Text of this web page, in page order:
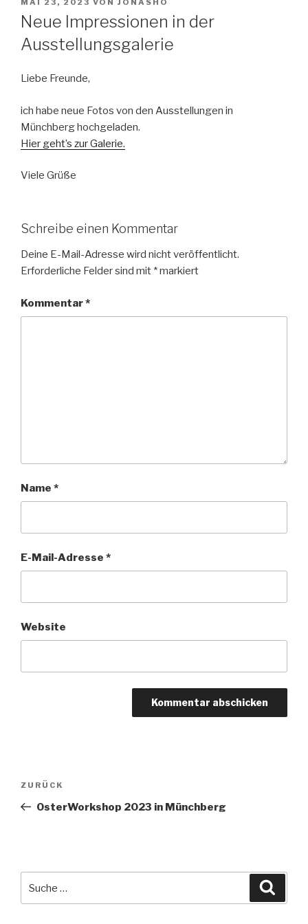
AM
MAI 23, 2023 VON JONASHO
Neue Impressionen in der
Ausstellungsgalerie
Liebe Freunde,
ich habe neue Fotos von den Ausstellungen in
Münchberg hochgeladen.
Hier geht’s zur Galerie.
Viele Grüße
Schreibe einen Kommentar
Deine E-Mail-Adresse wird nicht veröffentlicht.
Erforderliche Felder sind mit *markiert
Kommentar*
Name *
E-Mail-Adresse *
Website
Beitragsnavigation
Vorheriger
Beitrag
ZURÜCK
OsterWorkshop 2023 in Münchberg
nach: